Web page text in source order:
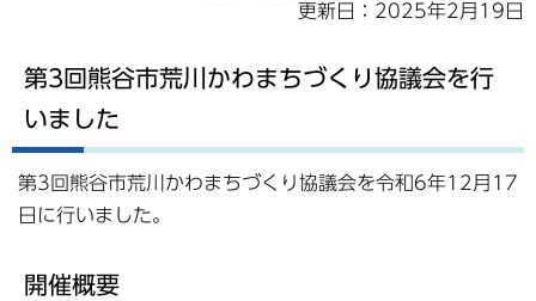
更新日：2025年2月19日
第3回熊谷市荒川かわまちづくり協議会を行
いました
第3回熊谷市荒川かわまちづくり協議会を令和6年12月17
日に行いました。
開催概要